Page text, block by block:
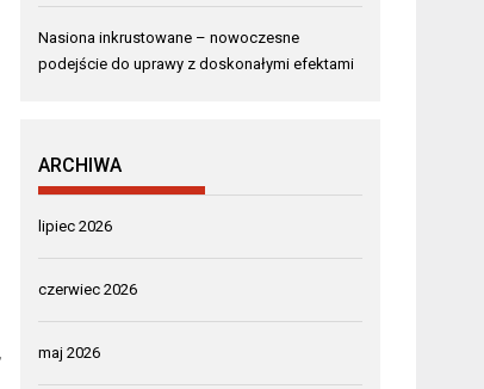
Nasiona inkrustowane – nowoczesne
podejście do uprawy z doskonałymi efektami
ARCHIWA
lipiec 2026
czerwiec 2026
maj 2026